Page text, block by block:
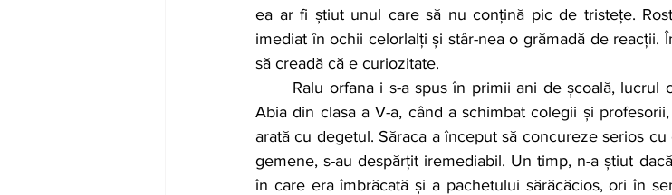
ea ar fi știut unul care să nu conțină pic de tristețe.
imediat în ochii celorlalți și stâr-nea o grămadă de reacții.
să creadă că e curiozitate.
Abia din clasa a V-a, când a schimbat colegii și
arată cu degetul. Săraca a început să concureze serios
gemene, s-au despărțit iremediabil. Un timp, n-a știut
în care era îmbrăcată și a pachetului sărăcăcios, ori în